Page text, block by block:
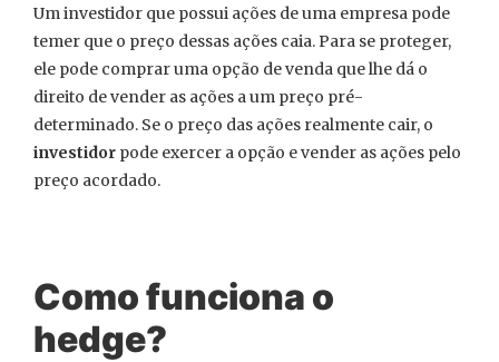
Um investidor que possui ações de uma empresa pode
temer que o preço dessas ações caia. Para se proteger,
ele pode comprar uma opção de venda que lhe dá o
direito de vender as ações a um preço pré-
determinado. Se o preço das ações realmente cair, o
investidor pode exercer a opção e vender as ações pelo
preço acordado.
Como funciona o
hedge?